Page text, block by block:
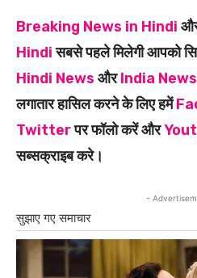
Breaking News in Hindi
Hindiसबसे पहले मिलेगी आपको
Hindi News औरIndia
लगातार हासिल करने के लिए हमें
Twitterपर फॉलो करें और
सब्सक्राइब करे।
-